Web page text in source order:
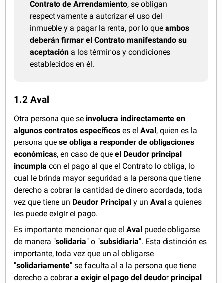
Contrato de Arrendamiento, se obligan
respectivamente a autorizar el uso del
inmueble y a pagar la renta, por lo queambos
deberán firmar el Contrato manifestando su
aceptación a los términos y condiciones
establecidos en él.
1.2 Aval
Otra persona que se involucra indirectamente en
algunos contratos específicos es elAval, quien es la
persona quese obliga a responder de obligaciones
económicas, en caso de queel Deudor principal
incumplacon el pago al que el Contrato lo obliga, lo
cual le brinda mayor seguridad a la persona que tiene
derecho a cobrar la cantidad de dinero acordada, toda
vez que tiene un Deudor Principal y unAval a quienes
les puede exigir el pago.
Es importante mencionar que elAval puede obligarse
de manera "solidaria" o "subsidiaria". Esta distinción es
importante, toda vez que un al obligarse
"solidariamente" se faculta al a la persona que tiene
derecho a cobrara exigir el pago del deudor principal